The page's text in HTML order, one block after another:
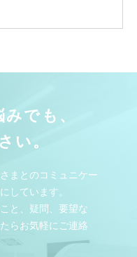
でも、
い。
まとのコミュニケー
しています。
と、疑問、要望な
らお気軽にご連絡